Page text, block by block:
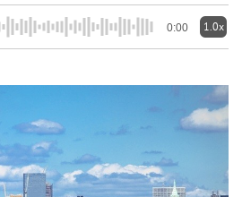
0:00 1.0x